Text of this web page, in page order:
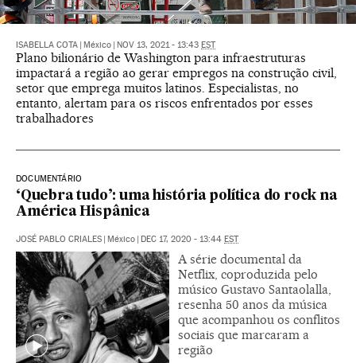
ISABELLA COTA México NOV 13, 2021 - 13:43 EST
Plano bilionário de Washington para infraestruturas
impactará a região ao gerar empregos na construção civil,
setor que emprega muitos latinos. Especialistas, no
entanto, alertam para os riscos enfrentados por esses
trabalhadores
DOCUMENTÁRIO
‘Quebra tudo’: uma história política do rock na
América Hispânica
JOSÉ PABLO CRIALES México DEC 17, 2020 - 13:44 EST
A série documental da
Netflix, coproduzida pelo
músico Gustavo Santaolalla,
resenha 50 anos da música
que acompanhou os conflitos
sociais que marcaram a
região